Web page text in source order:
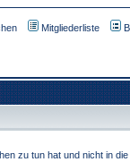
Mitgliederliste
zu tun hat und nicht in